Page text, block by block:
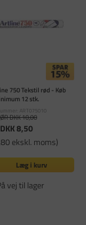
750 Tekstil rød - Køb
12 stk.
ART075010
DKK 10,00
DKK 8,50
ekskl. moms)
Læg i kurv
vej til lager